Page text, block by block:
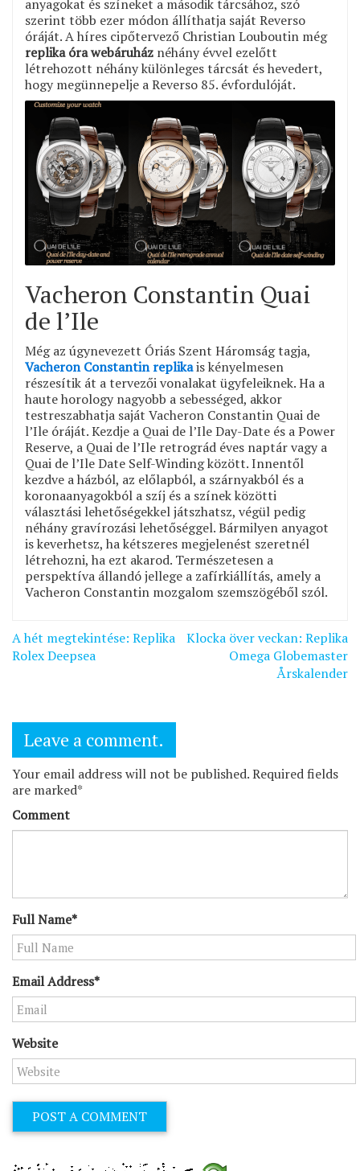
anyagokat és színeket a második tárcsához, szó
szerint több ezer módon állíthatja saját Reverso
óráját. A híres cipőtervező Christian Louboutin még
replika óra webáruház néhány évvel ezelőtt
létrehozott néhány különleges tárcsát és hevedert,
hogy megünnepelje a Reverso 85. évfordulóját.
Vacheron Constantin Quai
de l’Ile
Még az úgynevezett Óriás Szent Háromság tagja,
Vacheron Constantin replikais kényelmesen
részesítik át a tervezői vonalakat ügyfeleiknek. Ha a
haute horology nagyobb a sebességed, akkor
testreszabhatja saját Vacheron Constantin Quai de
l’Ile óráját. Kezdje a Quai de l’Ile Day-Date és a Power
Reserve, a Quai de l’Ile retrográd éves naptár vagy a
Quai de l’Ile Date Self-Winding között. Innentől
kezdve a házból, az előlapból, a szárnyakból és a
koronaanyagokból a szíj és a színek közötti
választási lehetőségekkel játszhatsz, végül pedig
néhány gravírozási lehetőséggel. Bármilyen anyagot
is keverhetsz, ha kétszeres megjelenést szeretnél
létrehozni, ha ezt akarod. Természetesen a
perspektíva állandó jellege a zafírkiállítás, amely a
Vacheron Constantin mozgalom szemszögéből szól.
Bejegyzés
navigáció
A hét megtekintése: Replika
Rolex Deepsea
Klocka över veckan: Replika
Omega Globemaster
Årskalender
Leave a comment.
Your email address will not be published. Required fields
are marked*
Comment
Full Name*
Email Address*
Website